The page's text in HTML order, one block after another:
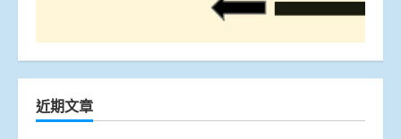
近期文章